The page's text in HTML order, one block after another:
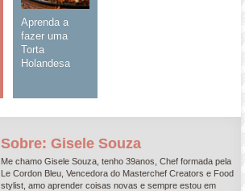
Aprenda a
fazer uma
Torta
Holandesa
Sobre: Gisele Souza
Me chamo Gisele Souza, tenho 39anos, Chef formada pela
Le Cordon Bleu, Vencedora do Masterchef Creators e Food
stylist, amo aprender coisas novas e sempre estou em